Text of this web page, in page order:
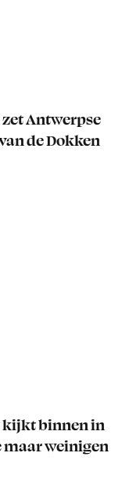
zet Antwerpse
de Dokken
kijkt binnen in
maar weinigen